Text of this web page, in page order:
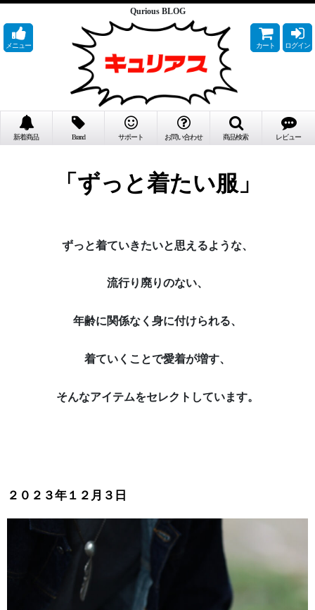
Qurious BLOG
「ずっと着たい服」
ずっと着ていきたいと思えるような、
流行り廃りのない、
年齢に関係なく身に付けられる、
着ていくことで愛着が増す、
そんなアイテムをセレクトしています。
メニュー カート ログイン
新着商品 Brand サポート お問い合わせ 商品検索 レビュー
２０２３年１２月３日